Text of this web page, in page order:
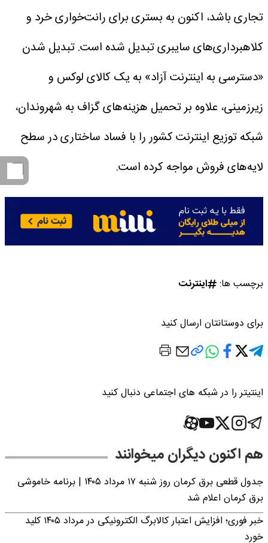
تجاری باشد، اکنون به بستری برای رانت‌خواری خرد و
کلاهبرداری‌های سایبری تبدیل شده است.تبدیل شدن
«دسترسی به اینترنت آزاد» به یک کالای لوکس و
زیرزمینی، علاوه بر تحمیل هزینه‌های گزاف به شهروندان،
شبکه توزیع اینترنت کشور را با فساد ساختاری در سطح
لایه‌های فروش مواجه کرده است.
برچسب ها: اینترنت
برای دوستانتان ارسال کنید
اینتیتر را در شبکه های اجتماعی دنبال کنید
هم اکنون دیگران میخوانند
جدول قطعی برق کرمان روز شنبه ۱۷ مرداد ۱۴۰۵ | برنامه خاموشی
برق کرمان اعلام شد
خبر فوری؛ افزایش اعتبار کالابرگ الکترونیکی در مرداد ۱۴۰۵ کلید
خورد